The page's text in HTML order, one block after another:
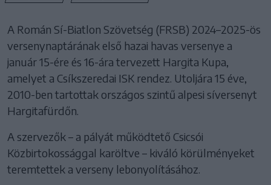
A Román Sí-Biatlon Szövetség (FRSB) 2024–2025-ös
versenynaptárának első hazai havas versenye a
január 15-ére és 16-ára tervezett Hargita Kupa,
amelyet a Csíkszeredai ISK rendez. Utoljára 15 éve,
2010-ben tartottak országos szintű alpesi síversenyt
Hargitafürdőn.
A szervezők – a pályát működtető Csicsói
Közbirtokossággal karöltve – kiváló körülményeket
teremtettek a verseny lebonyolításához.